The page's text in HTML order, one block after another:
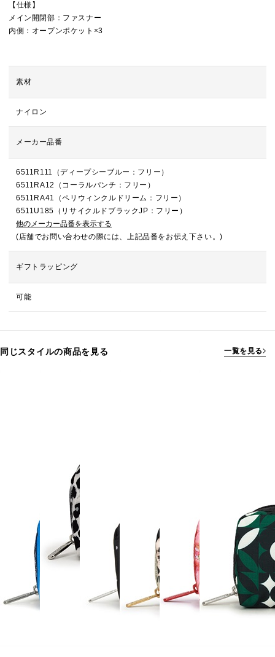
【仕様】
メイン開閉部：ファスナー
内側：オープンポケット×3
素材
ナイロン
メーカー品番
6511R111（ディープシーブルー：フリー）
6511RA12（コーラルパンチ：フリー）
6511RA41（ペリウィンクルドリーム：フリー）
6511U185（リサイクルドブラックJP：フリー）
他のメーカー品番を表示する
(店舗でお問い合わせの際には、上記品番をお伝え下さい。)
ギフトラッピング
可能
同じスタイルの商品を見る 一覧を見る